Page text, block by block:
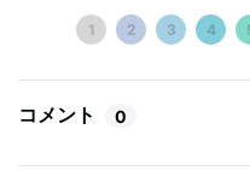
1 2 3 4
コメント 0